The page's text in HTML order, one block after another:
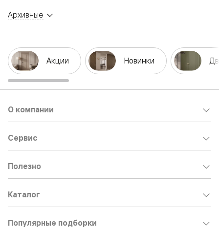
Архивные
Акции Новинки
О компании
Сервис
Полезно
Каталог
Популярные подборки